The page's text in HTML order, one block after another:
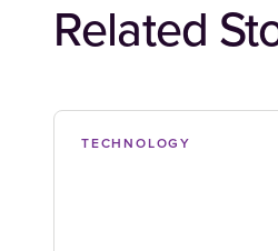
Related
TECHNOLOGY